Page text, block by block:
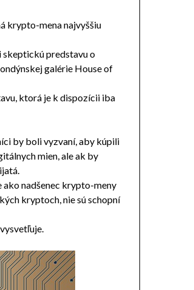
krypto-mena najvyššiu
skeptickú predstavu o
galérie House of
ktorá je k dispozícii iba
by boli vyzvaní, aby kúpili
mien, ale ak by
ako nadšenec krypto-meny
kryptoch, nie sú schopní